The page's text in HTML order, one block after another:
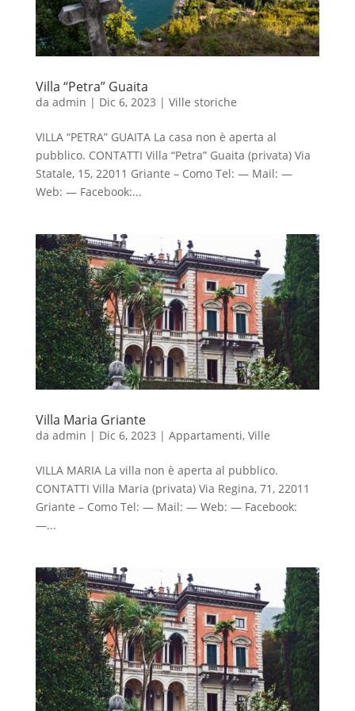
Villa “Petra” Guaita
da admin | Dic 6, 2023 | Ville storiche
VILLA “PETRA” GUAITA La casa non è aperta al
pubblico. CONTATTI Villa “Petra” Guaita (privata) Via
Statale, 15, 22011 Griante – Como Tel: — Mail: —
Web: — Facebook:...
Villa Maria Griante
da admin | Dic 6, 2023 | Appartamenti, Ville
VILLA MARIA La villa non è aperta al pubblico.
CONTATTI Villa Maria (privata) Via Regina, 71, 22011
Griante – Como Tel: — Mail: — Web: — Facebook:
—...